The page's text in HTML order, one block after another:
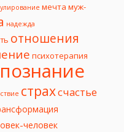
мечта муж-
надежда
отношения
психотерапия
страхсчастье
человек